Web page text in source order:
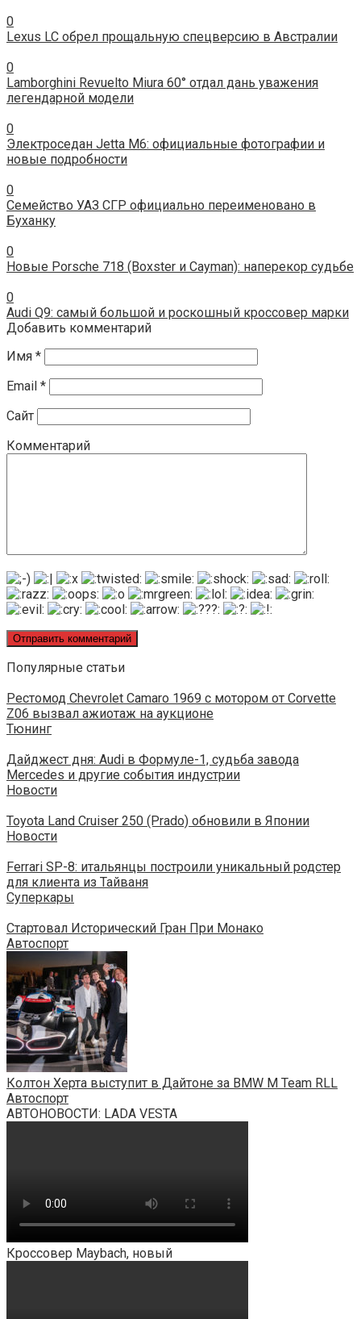
0
Lexus LC обрел прощальную спецверсию в Австралии
0
Lamborghini Revuelto Miura 60° отдал дань уважения
легендарной модели
0
Электроседан Jetta M6: официальные фотографии и
новые подробности
0
Семейство УАЗ СГР официально переименовано в
Буханку
0
Новые Porsche 718 (Boxster и Cayman): наперекор судьбе
0
Audi Q9: самый большой и роскошный кроссовер марки
Добавить комментарий
Имя *
Email *
Сайт
Комментарий
Популярные статьи
Рестомод Chevrolet Camaro 1969 с мотором от Corvette
Z06 вызвал ажиотаж на аукционе
Тюнинг
Дайджест дня: Audi в Формуле-1, судьба завода
Mercedes и другие события индустрии
Новости
Toyota Land Cruiser 250 (Prado) обновили в Японии
Новости
Ferrari SP-8: итальянцы построили уникальный родстер
для клиента из Тайваня
Суперкары
Стартовал Исторический Гран При Монако
Автоспорт
Колтон Херта выступит в Дайтоне за BMW M Team RLL
Автоспорт
АВТОНОВОСТИ: LADA VESTA
Кроссовер Maybach, новый